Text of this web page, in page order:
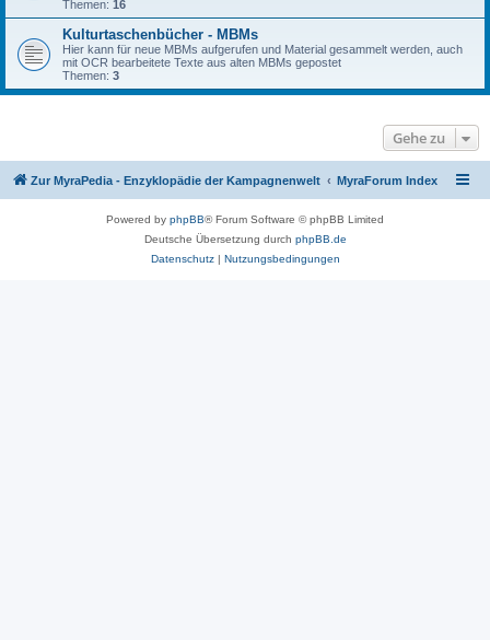
Themen: 16
Kulturtaschenbücher - MBMs
Hier kann für neue MBMs aufgerufen und Material gesammelt werden, auch
mit OCR bearbeitete Texte aus alten MBMs gepostet
Themen: 3
Gehe zu
Zur MyraPedia - Enzyklopädie der Kampagnenwelt MyraForum Index
Powered by phpBB® Forum Software © phpBB Limited
Deutsche Übersetzung durch phpBB.de
Datenschutz| Nutzungsbedingungen